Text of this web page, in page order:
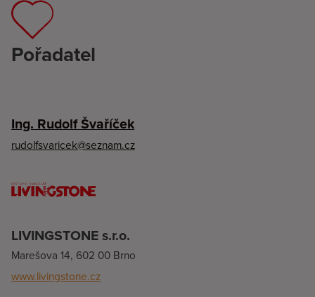
Pořadatel
Ing. Rudolf Švaříček
rudolfsvaricek@seznam.cz
LIVINGSTONE s.r.o.
Marešova 14, 602 00 Brno
www.livingstone.cz